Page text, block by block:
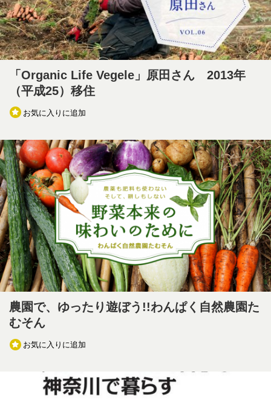
「Organic Life Vegele」原田さん 2013年
（平成25）移住
お気に入りに追加
農園で、ゆったり遊ぼう!!わんぱく自然農園た
むそん
お気に入りに追加